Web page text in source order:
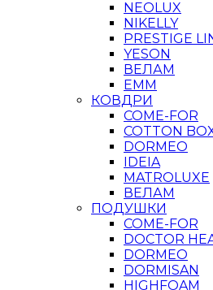
NEOLUX
NIKELLY
PRESTIGE
YESON
ВЕЛАМ
ЕММ
КОВДРИ
COME-FOR
COTTON
DORMEO
IDEIA
MATROLUXE
ВЕЛАМ
ПОДУШКИ
COME-FOR
DOCTOR
DORMEO
DORMISAN
HIGHFOAM